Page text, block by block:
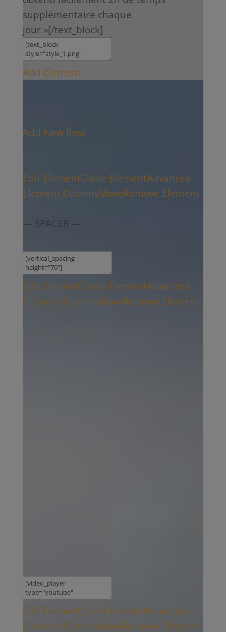
supplémentaire chaque
jour »[/text_block]
Add Element
Add New Row
Edit ElementClone ElementAdvanced
Element OptionsMoveRemove Element
— SPACER —
Edit ElementClone ElementAdvanced
Element OptionsMoveRemove Element
Edit ElementClone ElementAdvanced
Element OptionsMoveRemove Element